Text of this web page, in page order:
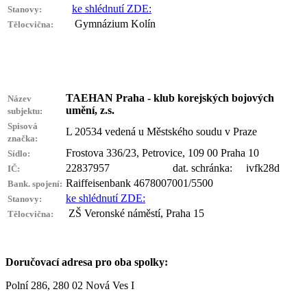
Stanovy: ke shlédnutí ZDE:
Tělocvična: Gymnázium Kolín
Název
subjektu:
TAEHAN Praha - klub korejských bojových
umění, z.s.
Spisová
značka:
L 20534 vedená u Městského soudu v Praze
Sídlo: Frostova 336/23, Petrovice, 109 00 Praha 10
IČ: 22837957 dat. schránka: ivfk28d
Bank. spojení: Raiffeisenbank 4678007001/5500
Stanovy: ke shlédnutí ZDE:
Tělocvična: ZŠ Veronské náměstí, Praha 15
Doručovací adresa pro oba spolky:
Polní 286, 280 02 Nová Ves I